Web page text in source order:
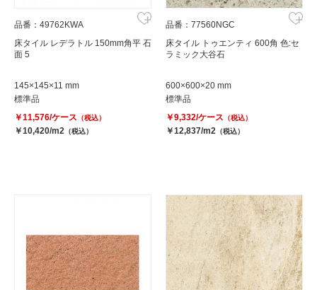
品番：49762KWA
床タイル レデラトル 150mm角平 石
面 5
145×145×11 mm
標準品
￥11,576/ケース （税込）
￥10,420/m2 （税込）
品番：77560NGC
床タイル トゥエンティ 600角 色:セ
ラミック大谷石
600×600×20 mm
標準品
￥9,332/ケース （税込）
￥12,837/m2 （税込）